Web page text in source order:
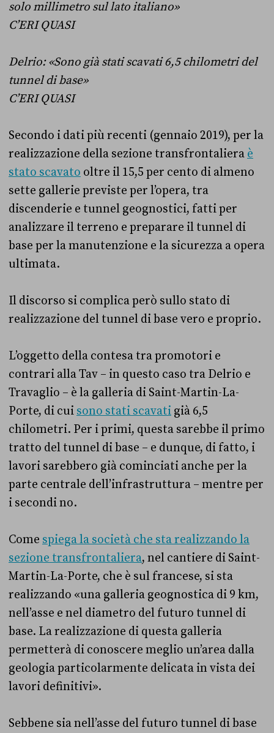
solo millimetro sul lato italiano»
C’ERI QUASI
Delrio: «Sono già stati scavati 6,5 chilometri del
tunnel di base»
C’ERI QUASI
Secondo i dati più recenti (gennaio 2019), per la
realizzazione della sezione transfrontaliera è
stato scavato oltre il 15,5 per cento di almeno
sette gallerie previste per l’opera, tra
discenderie e tunnel geognostici, fatti per
analizzare il terreno e preparare il tunnel di
base per la manutenzione e la sicurezza a opera
ultimata.
Il discorso si complica però sullo stato di
realizzazione del tunnel di base vero e proprio.
L’oggetto della contesa tra promotori e
contrari alla Tav – in questo caso tra Delrio e
Travaglio – è la galleria di Saint-Martin-La-
Porte, di cui sono stati scavati già 6,5
chilometri. Per i primi, questa sarebbe il primo
tratto del tunnel di base – e dunque, di fatto, i
lavori sarebbero già cominciati anche per la
parte centrale dell’infrastruttura – mentre per
i secondi no.
Come spiega la società che sta realizzando la
sezione transfrontaliera, nel cantiere di Saint-
Martin-La-Porte, che è sul francese, si sta
realizzando «una galleria geognostica di 9 km,
nell’asse e nel diametro del futuro tunnel di
base. La realizzazione di questa galleria
permetterà di conoscere meglio un’area dalla
geologia particolarmente delicata in vista dei
lavori definitivi».
Sebbene sia nell’asse del futuro tunnel di base